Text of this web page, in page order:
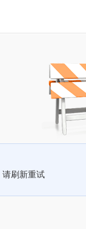
请刷新重试